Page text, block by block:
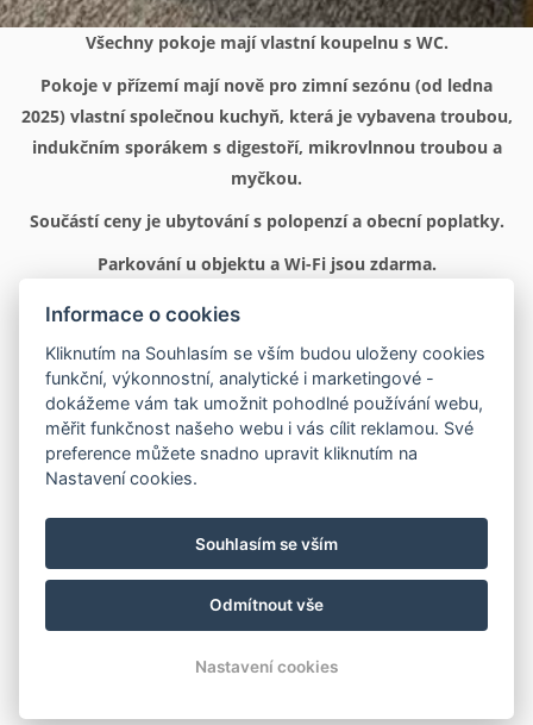
Všechny pokoje mají vlastní koupelnu s WC.
Pokoje v přízemí mají nově pro zimní sezónu (od ledna
2025) vlastní společnou kuchyň, která je vybavena troubou,
indukčním sporákem s digestoří, mikrovlnnou troubou a
myčkou.
Součástí ceny je ubytování s polopenzí a obecní poplatky.
Parkování u objektu a Wi-Fi jsou zdarma.
Informace o cookies
Kliknutím na Souhlasím se vším budou uloženy cookies
funkční, výkonnostní, analytické i marketingové -
dokážeme vám tak umožnit pohodlné používání webu,
měřit funkčnost našeho webu i vás cílit reklamou. Své
preference můžete snadno upravit kliknutím na
Nastavení cookies.
Souhlasím se vším
Odmítnout vše
Nastavení cookies